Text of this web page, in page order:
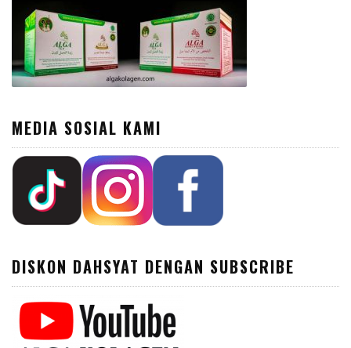
MEDIA SOSIAL KAMI
DISKON DAHSYAT DENGAN SUBSCRIBE